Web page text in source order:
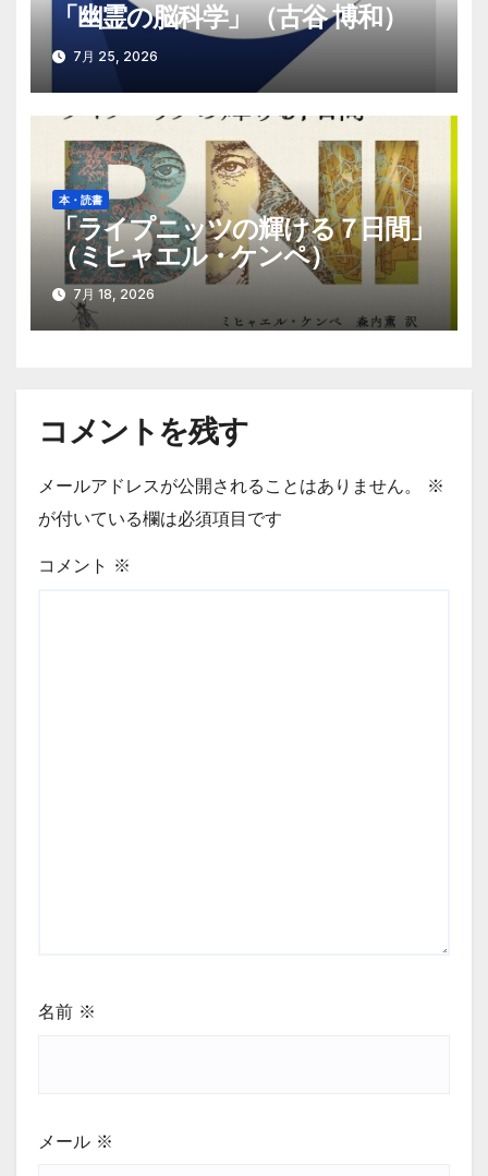
「幽霊の脳科学」（古谷 博和）
7月 25, 2026
本・読書
「ライプニッツの輝ける７日間」
（ミヒャエル・ケンペ）
7月 18, 2026
コメントを残す
メールアドレスが公開されることはありません。
※
が付いている欄は必須項目です
コメント ※
名前 ※
メール ※